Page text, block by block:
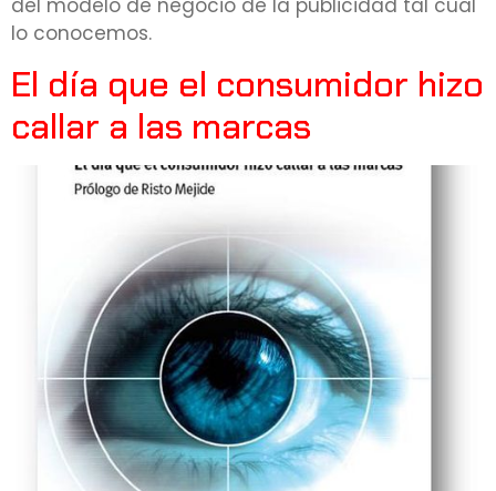
del modelo de negocio de la publicidad tal cual
lo conocemos.
El día que el consumidor hizo
callar a las marcas